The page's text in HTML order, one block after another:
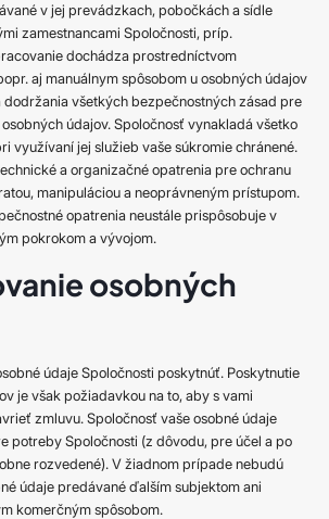
v jej prevádzkach, pobočkách a sídle
zamestnancami Spoločnosti, príp.
dochádza prostredníctvom
aj manuálnym spôsobom u osobných údajov
všetkých bezpečnostných zásad pre
údajov. Spoločnosť vynakladá všetko
využívaní jej služieb vaše súkromie chránené.
a organizačné opatrenia pre ochranu
manipuláciou a neoprávneným prístupom.
opatrenia neustále prispôsobuje v
pokrokom a vývojom.
osobných
údaje Spoločnosti poskytnúť. Poskytnutie
je však požiadavkou na to, aby s vami
zmluvu. Spoločnosť vaše osobné údaje
potreby Spoločnosti (z dôvodu, pre účel a po
rozvedené). V žiadnom prípade nebudú
údaje predávané ďalším subjektom ani
komerčným spôsobom.